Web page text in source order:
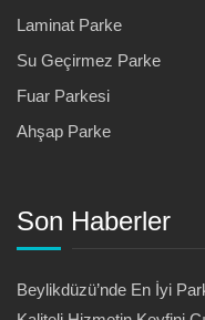
Laminat Parke
Su Geçirmez Parke
Fuar Parkesi
Ahşap Parke
Son Haberler
Beylikdüzü’nde En İyi